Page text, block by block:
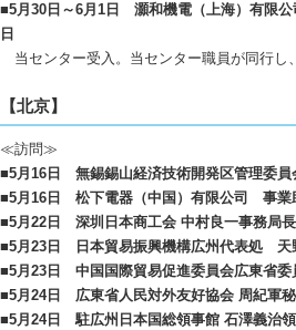
■5月30日～6月1日 灝和機電（上海）有限公
日
当センター受入。当センター職員が同行し
【北京】
≪訪問≫
■5月16日 無錫錫山経済技術開発区管理委
■5月16日 松下電器（中国）有限公司 事業
■5月22日 深圳日本商工会 中村良一事務局長
■5月23日 日本貿易振興機構広州代表処 天
■5月23日 中国国際貿易促進委員会広東省委
■5月24日 広東省人民対外友好協会 周紀軍
■5月24日 駐広州日本国総領事館 石澤義治